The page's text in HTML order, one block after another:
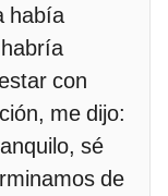
había
con
me dijo:
sé
de